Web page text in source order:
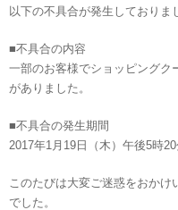
以下の不具合が発生しておりま
■不具合の内容
一部のお客様でショッピングク
がありました。
■不具合の発生期間
2017年1月19日（木）午後5時
このたびは大変ご迷惑をおかけ
でした。